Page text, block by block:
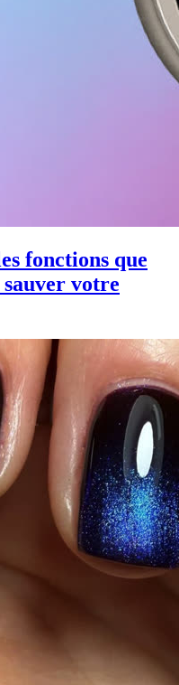
fonctions que
votre